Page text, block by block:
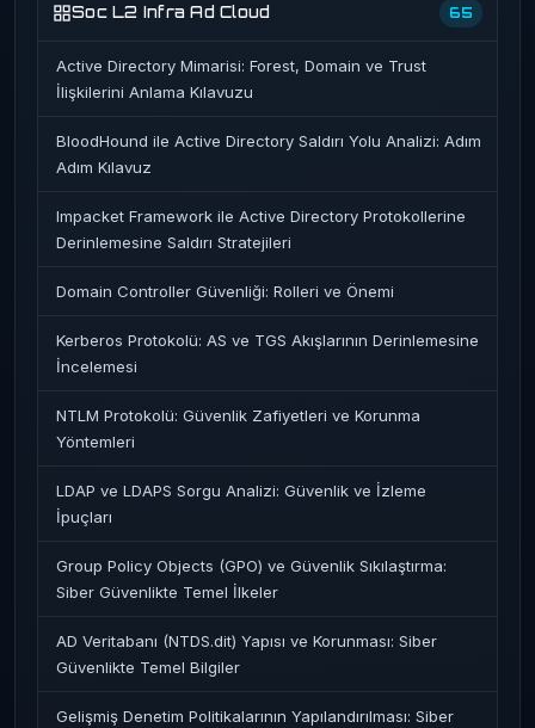
Soc L2 Infra Ad Cloud 65
Active Directory Mimarisi: Forest, Domain ve Trust
İlişkilerini Anlama Kılavuzu
BloodHound ile Active Directory Saldırı Yolu Analizi: Adım
Adım Kılavuz
Impacket Framework ile Active Directory Protokollerine
Derinlemesine Saldırı Stratejileri
Domain Controller Güvenliği: Rolleri ve Önemi
Kerberos Protokolü: AS ve TGS Akışlarının Derinlemesine
İncelemesi
NTLM Protokolü: Güvenlik Zafiyetleri ve Korunma
Yöntemleri
LDAP ve LDAPS Sorgu Analizi: Güvenlik ve İzleme
İpuçları
Group Policy Objects (GPO) ve Güvenlik Sıkılaştırma:
Siber Güvenlikte Temel İlkeler
AD Veritabanı (NTDS.dit) Yapısı ve Korunması: Siber
Güvenlikte Temel Bilgiler
Gelişmiş Denetim Politikalarının Yapılandırılması: Siber